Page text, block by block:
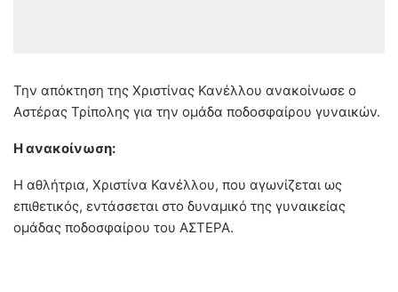
Την απόκτηση της Χριστίνας Κανέλλου ανακοίνωσε ο
Αστέρας Τρίπολης για την ομάδα ποδοσφαίρου γυναικών.
Η ανακοίνωση:
Η αθλήτρια, Χριστίνα Κανέλλου, που αγωνίζεται ως
επιθετικός, εντάσσεται στο δυναμικό της γυναικείας
ομάδας ποδοσφαίρου του ΑΣΤΕΡΑ.